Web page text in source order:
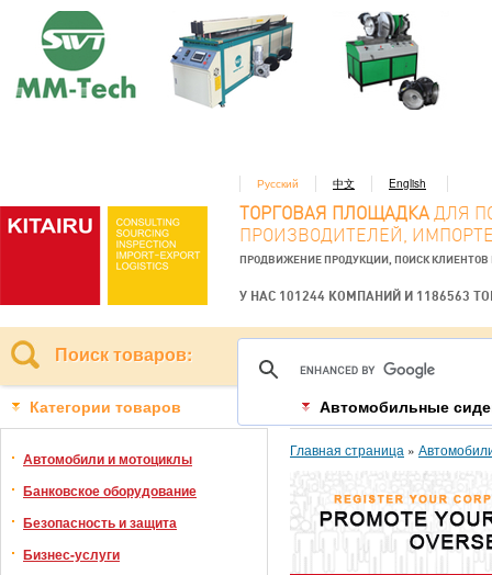
Русский 中文 English
ТОРГОВАЯ ПЛОЩАДКА ДЛЯ
ПРОИЗВОДИТЕЛЕЙ,
ПРОДВИЖЕНИЕ ПРОДУКЦИИ, ПОИСК КЛИЕНТОВ
У НАС 101244 КОМПАНИЙ И 1186563
Поиск товаров:
Категории товаров
Автомобили и мотоциклы
Банковское оборудование
Безопасность и защита
Бизнес-услуги
Автомобильные
Главная страница »